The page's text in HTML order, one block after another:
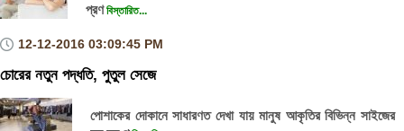
প্রণবিস্তারিত...
12-12-2016 03:09:45 PM
চোরের নতুন পদ্ধতি, পুতুল সেজে
পোশাকের দোকানে সাধারণত দেখা যায় মানুষ আকৃতির বিভিন্ন সাইজের